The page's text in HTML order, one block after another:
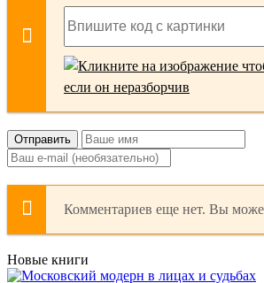
Отправить
Комментариев еще нет. Вы
Новые книги